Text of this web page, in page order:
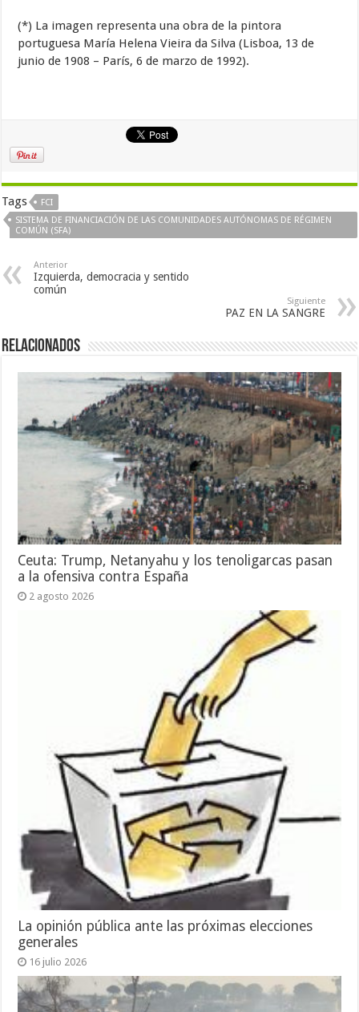
(*) La imagen representa una obra de la pintora
portuguesa María Helena Vieira da Silva (Lisboa, 13 de
junio de 1908 – París, 6 de marzo de 1992).
Tags
FCI
SISTEMA DE FINANCIACIÓN DE LAS COMUNIDADES AUTÓNOMAS DE RÉGIMEN
COMÚN (SFA)
Anterior
Izquierda, democracia y sentido
común
Siguiente
PAZ EN LA SANGRE
Relacionados
Ceuta: Trump, Netanyahu y los tenoligarcas pasan
a la ofensiva contra España
2 agosto 2026
La opinión pública ante las próximas elecciones
generales
16 julio 2026